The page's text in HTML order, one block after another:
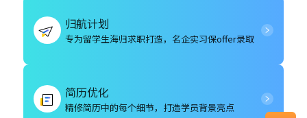
归航计划
专为留学生海归求职打造，名企实习保offer录取
简历优化
精修简历中的每个细节，打造学员背景亮点